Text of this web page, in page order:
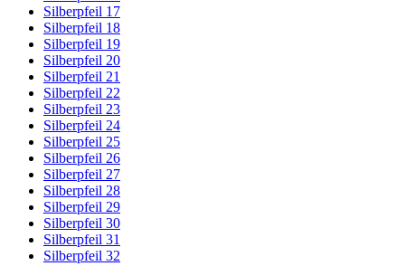
Silberpfeil 17
Silberpfeil 18
Silberpfeil 19
Silberpfeil 20
Silberpfeil 21
Silberpfeil 22
Silberpfeil 23
Silberpfeil 24
Silberpfeil 25
Silberpfeil 26
Silberpfeil 27
Silberpfeil 28
Silberpfeil 29
Silberpfeil 30
Silberpfeil 31
Silberpfeil 32